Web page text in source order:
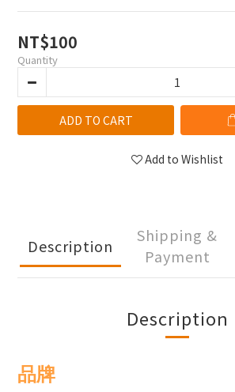
NT$100
Quantity
ADD TO CART
Add to Wishlist
Description
Shipping &
Payment
Description
品牌